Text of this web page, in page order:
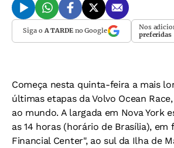
Siga oA TARDEno Google Nos
preferidas
Começa nesta quinta-feira a mais
últimas etapas da Volvo Ocean
ao mundo. A largada em Nova York
as 14 horas (horário de Brasília), em
Financial Center", ao sul da Ilha de